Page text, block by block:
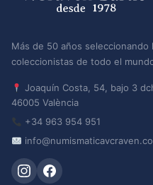
Más de 50 años seleccionando
coleccionistas de todo el
Joaquín Costa, 54, bajo 3
46005 València
+34 963 954 951